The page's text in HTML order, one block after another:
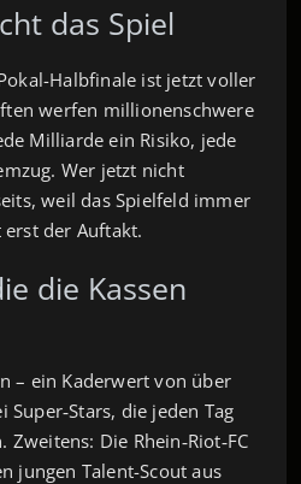
das Spiel
Halbfinale ist jetzt voller
werfen millionenschwere
Milliarde ein Risiko, jede
Wer jetzt nicht
weil das Spielfeld immer
der Auftakt.
die Kassen
– ein Kaderwert von über
die jeden Tag
Die Rhein‑Riot‑FC
jungen Talent-Scout aus